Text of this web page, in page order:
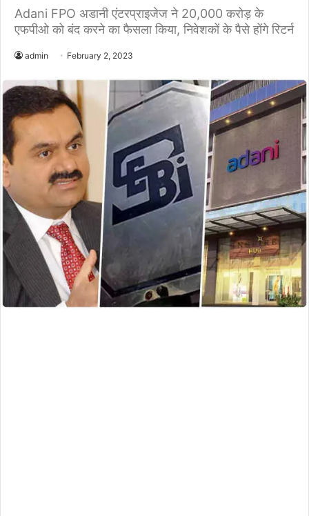
Adani FPO अडानी एंटरप्राइजेज ने 20,000 करोड़ के
एफपीओ को बंद करने का फैसला किया, निवेशकों के पैसे होंगे रिटर्न
admin February 2, 2023